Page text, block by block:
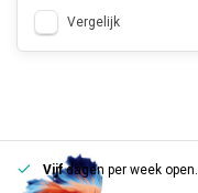
Vergelijk
Vijfdagen per week open.